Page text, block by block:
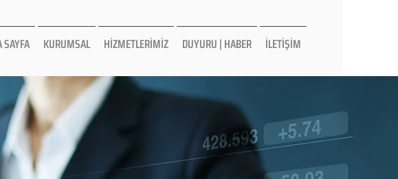
KURUMSAL HİZMETLERİMİZ DUYURU | HABER İLETİŞİM